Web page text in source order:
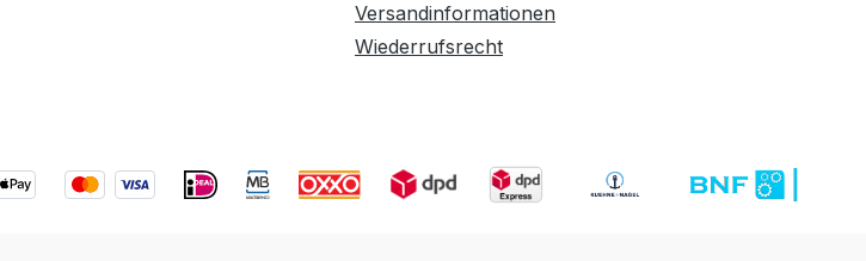
Versandinformationen
Wiederrufsrecht